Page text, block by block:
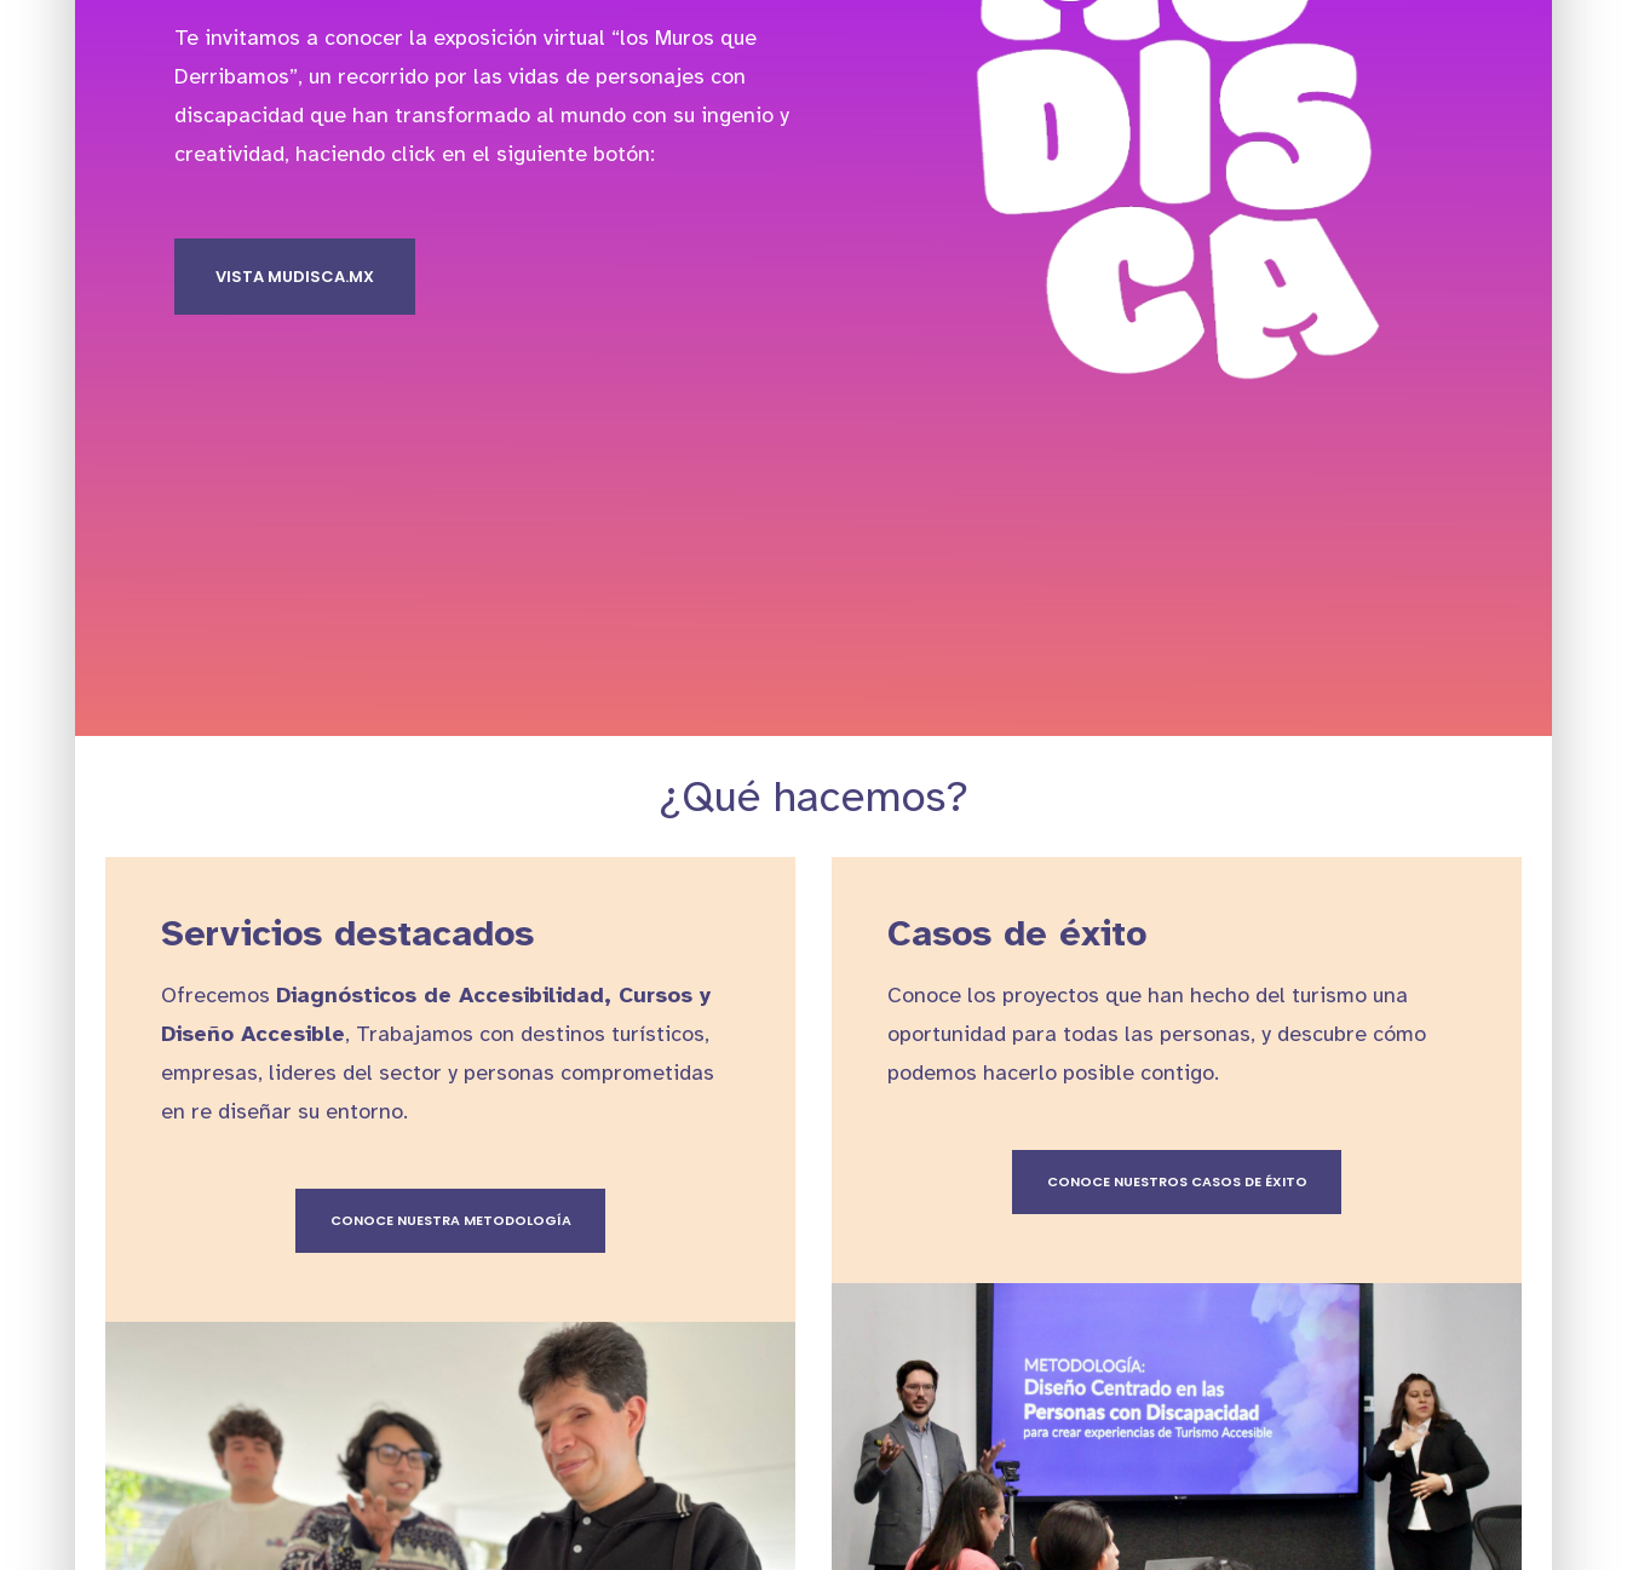
Te invitamos a conocer la exposición virtual “los Muros que
Derribamos”, un recorrido por las vidas de personajes con
discapacidad que han transformado al mundo con su ingenio y
creatividad, haciendo click en el siguiente botón:
VISTA MUDISCA.MX
¿Qué hacemos?
Servicios destacados
Ofrecemos Diagnósticos de Accesibilidad, Cursos y
Diseño Accesible, Trabajamos con destinos turísticos,
empresas, lideres del sector y personas comprometidas
en re diseñar su entorno.
CONOCE NUESTRA METODOLOGÍA
Casos de éxito
Conoce los proyectos que han hecho del turismo una
oportunidad para todas las personas, y descubre cómo
podemos hacerlo posible contigo.
CONOCE NUESTROS CASOS DE ÉXITO